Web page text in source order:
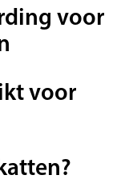
voor
voor